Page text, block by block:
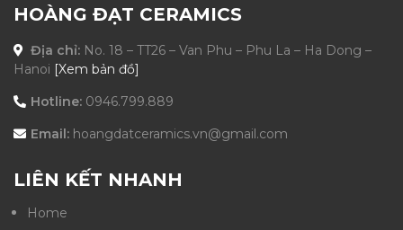
HOÀNG ĐẠT CERAMICS
Địa chỉ: No. 18 – TT26 – Van Phu – Phu La – Ha Dong –
Hanoi [Xem bản đồ]
Hotline: 0946.799.889
Email: hoangdatceramics.vn@gmail.com
LIÊN KẾT NHANH
Home